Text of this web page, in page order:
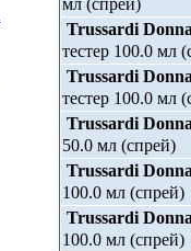
Trussardi
тестер 100.0 мл
Trussardi
тестер 100.0 мл
Trussardi
50.0 мл (спрей)
Trussardi
100.0 мл (спрей)
Trussardi
100.0 мл (спрей)